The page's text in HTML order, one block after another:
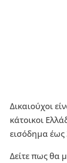
Δικαιούχοι
κάτοικοι
εισόδημα
Δείτε πως θα